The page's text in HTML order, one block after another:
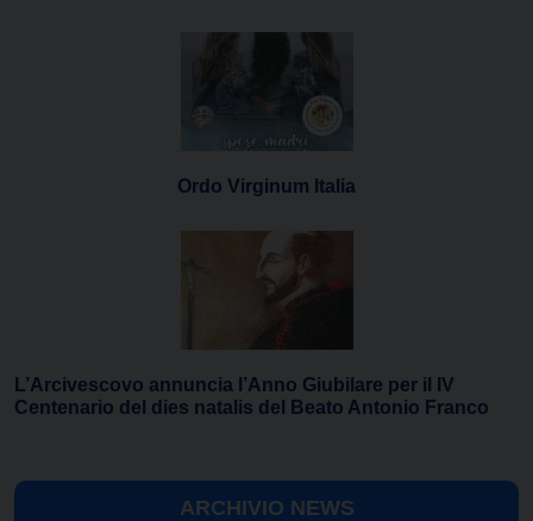
Ordo Virginum Italia
L’Arcivescovo annuncia l’Anno Giubilare per il IV
Centenario del dies natalis del Beato Antonio Franco
ARCHIVIO NEWS